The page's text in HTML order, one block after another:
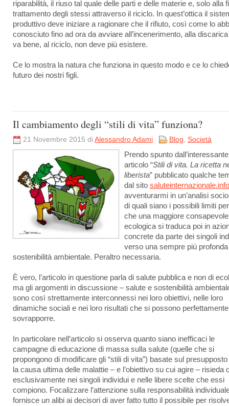
riparabilità, il riuso tal quale delle parti e delle materie e, solo alla
trattamento degli stessi attraverso il riciclo. In quest’ottica il
produttivo deve iniziare a ragionare che il rifiuto, così come lo
conosciuto fino ad ora da avviare all’incenerimento, alla
va bene, al riciclo, non deve più esistere.
Ce lo mostra la natura che funziona in questo modo e ce lo
futuro dei nostri figli.
Il cambiamento degli “stili di vita” funziona?
21 Novembre 2015 di Alessandro Adami Blog, Società
Prendo spunto dall’interessante
articolo “Stili di vita. La ricetta
liberista” pubblicato qualche
dal sito saluteinternazionale.info
avventurarmi in un’analisi
di quali siano i possibili limiti
che una maggiore
ecologica si traduca poi in
concrete da parte dei singoli
verso una sempre più profonda
sostenibilità ambientale. Peraltro necessaria.
È vero, l’articolo in questione parla di salute pubblica e non di
ma gli argomenti in discussione – salute e sostenibilità
sono così strettamente interconnessi nei loro obiettivi, nelle loro
dinamiche sociali e nei loro risultati che si possono perfettamente
sovrapporre.
In particolare nell’articolo si osserva quanto siano inefficaci le
campagne di educazione di massa sulla salute (quelle che si
propongono di modificare gli “stili di vita”) basate sul
la causa ultima delle malattie – e l’obiettivo su cui agire – risieda
esclusivamente nei singoli individui e nelle libere scelte che essi
compiono. Focalizzare l’attenzione sulla responsabilità
fornisce un alibi ai decisori di aver fatto tutto il possibile per